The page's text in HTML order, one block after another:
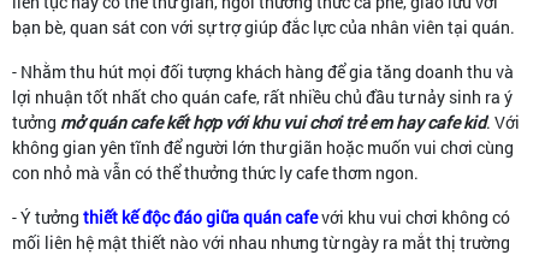
bạn bè, quan sát con với sự trợ giúp đắc lực của nhân viên tại quán.
- Nhằm thu hút mọi đối tượng khách hàng để gia tăng doanh thu và
lợi nhuận tốt nhất cho quán cafe, rất nhiều chủ đầu tư nảy sinh ra ý
tưởng mở quán cafe kết hợp với khu vui chơi trẻ em hay cafe kid. Với
không gian yên tĩnh để người lớn thư giãn hoặc muốn vui chơi cùng
con nhỏ mà vẫn có thể thưởng thức ly cafe thơm ngon.
- Ý tưởng thiết kế độc đáo giữa quán cafevới khu vui chơi không có
mối liên hệ mật thiết nào với nhau nhưng từ ngày ra mắt thị trường